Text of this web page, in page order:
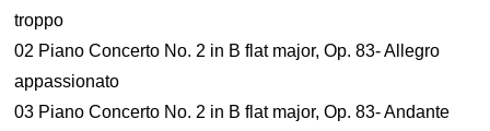
troppo
02 Piano Concerto No. 2 in B flat major, Op. 83- Allegro
appassionato
03 Piano Concerto No. 2 in B flat major, Op. 83- Andante